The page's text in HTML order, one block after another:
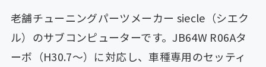
老舗チューニングパーツメーカー siecle（シエク
ル）のサブコンピューターです。JB64W R06Aタ
ーボ（H30.7〜）に対応し、車種専用のセッティ